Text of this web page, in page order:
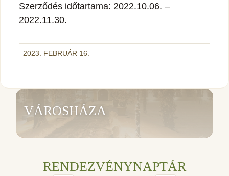
Szerződés időtartama: 2022.10.06. –
2022.11.30.
2023. FEBRUÁR 16.
VÁROSHÁZA
RENDEZVÉNYNAPTÁR